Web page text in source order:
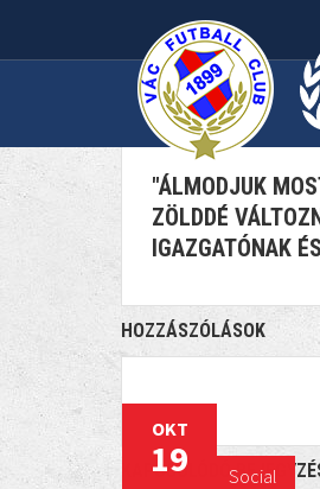
2016 OKTÓBER 19
"ÁLMODJUK
ZÖLDDÉ
IGAZGATÓNAK
HOZZÁSZÓLÁSOK
KAPCSOLÓDÓSocial
OKT
19